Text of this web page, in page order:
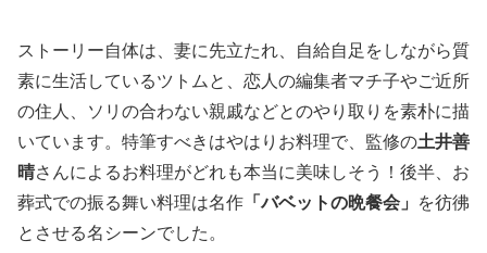
ストーリー自体は、妻に先立たれ、自給自足をしながら質
素に生活しているツトムと、恋人の編集者マチ子やご近所
の住人、ソリの合わない親戚などとのやり取りを素朴に描
いています。特筆すべきはやはりお料理で、監修の土井善
晴さんによるお料理がどれも本当に美味しそう！後半、お
葬式での振る舞い料理は名作 「バベットの晩餐会」
を彷彿
とさせる名シーンでした。